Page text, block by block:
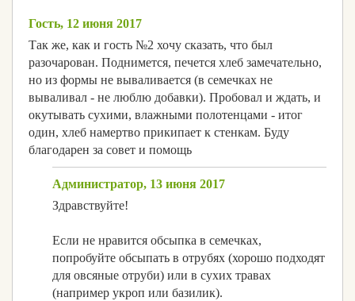
Гость, 12 июня 2017
Так же, как и гость №2 хочу сказать, что был
разочарован. Поднимется, печется хлеб замечательно,
но из формы не вываливается (в семечках не
вываливал - не люблю добавки). Пробовал и ждать, и
окутывать сухими, влажными полотенцами - итог
один, хлеб намертво прикипает к стенкам. Буду
благодарен за совет и помощь
Администратор, 13 июня 2017
Здравствуйте!
Если не нравится обсыпка в семечках,
попробуйте обсыпать в отрубях (хорошо подходят
для овсяные отруби) или в сухих травах
(например укроп или базилик).